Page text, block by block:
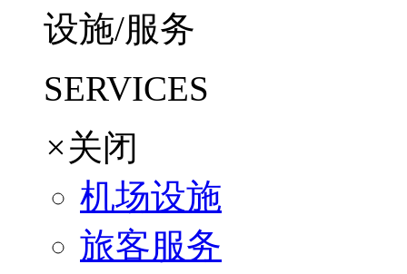
设施/服务
SERVICES
×关闭
机场设施
旅客服务